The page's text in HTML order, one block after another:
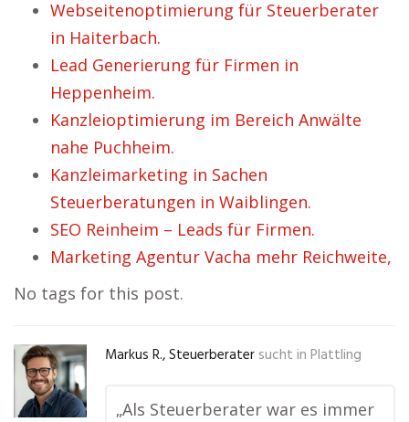
Webseitenoptimierung für Steuerberater
in Haiterbach.
Lead Generierung für Firmen in
Heppenheim.
Kanzleioptimierung im Bereich Anwälte
nahe Puchheim.
Kanzleimarketing in Sachen
Steuerberatungen in Waiblingen.
SEO Reinheim – Leads für Firmen.
Marketing Agentur Vacha mehr Reichweite,
No tags for this post.
Markus R., Steuerberater sucht in Plattling
„Als Steuerberater war es immer